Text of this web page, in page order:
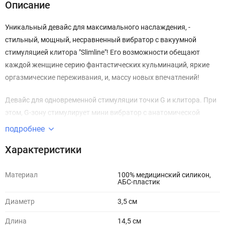
Описание
Уникальный девайс для максимального наслаждения, -
стильный, мощный, несравненный вибратор с вакуумной
стимуляцией клитора "Slimline"! Его возможности обещают
каждой женщине серию фантастических кульминаций, яркие
оргазмические переживания, и, массу новых впечатлений!
Девайс для одновременной стимуляции точки G и клитора. При
этом, G-зону стимулирует мини вибратор с анатомической
верной формой ствола, увеличенной, рельефной и изогнутой
исключает потерю чувствительности, даже, после нескольких
Бесконтактная стимуляция клитора - это, совершенно
уникальная система нашего времени, созданная специально
вибратора, не раздражается нежнейшая кожа клитора, а, в
подробнее
Характеристики
Материал
100% медицинский силикон,
АБС-пластик
Диаметр 3,5 см
Длина 14,5 см